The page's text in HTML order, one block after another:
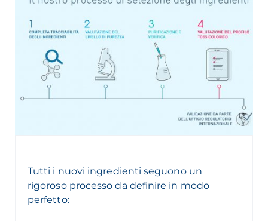
Tutti i nuovi ingredienti seguono un
rigoroso processo da definire in modo
perfetto: